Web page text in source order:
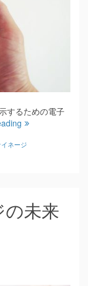
するための電子
ネージ
未来